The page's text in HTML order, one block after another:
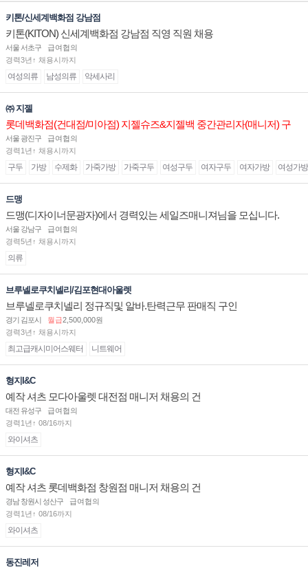
키톤/신세계백화점 강남점
키톤(KITON) 신세계백화점 강남점 직영 직원 채용
서울 서초구
급여협의
경력3년↑ 채용시까지
여성의류 남성의류 악세사리
㈜ 지젤
롯데백화점(건대점/미아점) 지젤슈즈&지젤백 중간관리자(매니저) 구
인합니다
서울 광진구
급여협의
경력1년↑ 채용시까지
구두 가방 수제화 가죽가방 가죽구두 여성구두 여자구두 여자가방 여성가방
드맹
드맹(디자이너문광자)에서 경력있는 세일즈매니져님을 모십니다.
서울 강남구
급여협의
경력5년↑ 채용시까지
의류
브루넬로쿠치넬리/김포현대아울렛
브루넬로쿠치넬리 정규직및 알바.탄력근무 판매직 구인
경기 김포시 월급2,500,000원
경력3년↑ 채용시까지
최고급캐시미어스웨터 니트웨어
형지I&C
예작 셔츠 모다아울렛 대전점 매니저 채용의 건
대전 유성구
급여협의
경력1년↑ 08/16까지
와이셔츠
형지I&C
예작 셔츠 롯데백화점 창원점 매니저 채용의 건
경남 창원시 성산구
급여협의
경력1년↑ 08/16까지
와이셔츠
동진레저